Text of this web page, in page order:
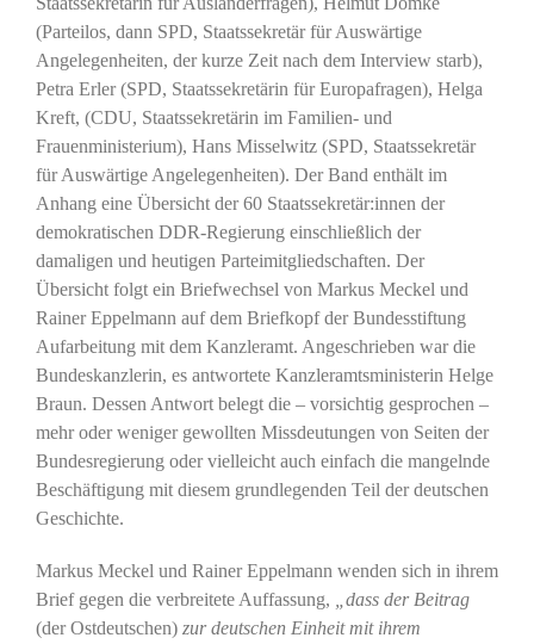
(Parteilos, dann SPD, Staatssekretär für Auswärtige
Angelegenheiten, der kurze Zeit nach dem Interview starb),
Petra Erler (SPD, Staatssekretärin für Europafragen), Helga
Kreft, (CDU, Staatssekretärin im Familien- und
Frauenministerium), Hans Misselwitz (SPD, Staatssekretär
für Auswärtige Angelegenheiten). Der Band enthält im
Anhang eine Übersicht der 60 Staatssekretär:innen der
demokratischen DDR-Regierung einschließlich der
damaligen und heutigen Parteimitgliedschaften. Der
Übersicht folgt ein Briefwechsel von Markus Meckel und
Rainer Eppelmann auf dem Briefkopf der Bundesstiftung
Aufarbeitung mit dem Kanzleramt. Angeschrieben war die
Bundeskanzlerin, es antwortete Kanzleramtsministerin Helge
Braun. Dessen Antwort belegt die – vorsichtig gesprochen –
mehr oder weniger gewollten Missdeutungen von Seiten der
Bundesregierung oder vielleicht auch einfach die mangelnde
Beschäftigung mit diesem grundlegenden Teil der deutschen
Geschichte.
Markus Meckel und Rainer Eppelmann wenden sich in ihrem
Brief gegen die verbreitete Auffassung,
„dass der Beitrag
(der Ostdeutschen) zur deutschen Einheit mit ihrem